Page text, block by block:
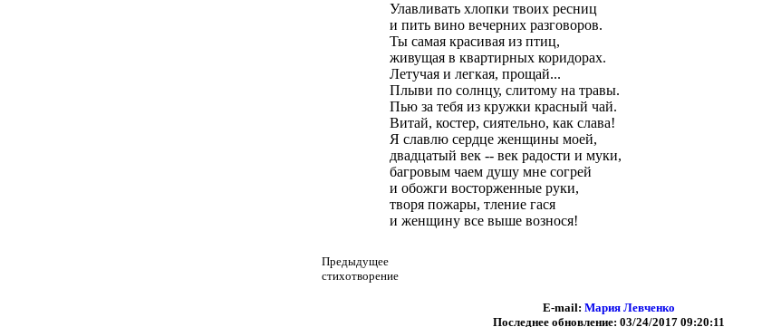
Улавливать хлопки твоих ресниц
и пить вино вечерних разговоров.
Ты самая красивая из птиц,
живущая в квартирных коридорах.
Летучая и легкая, прощай...
Плыви по солнцу, слитому на травы.
Пью за тебя из кружки красный чай.
Витай, костер, сиятельно, как слава!
Я славлю сердце женщины моей,
двадцатый век -- век радости и муки,
багровым чаем душу мне согрей
и обожги восторженные руки,
творя пожары, тление гася
и женщину все выше вознося!
Предыдущее
стихотворение
E-mail: Мария Левченко
Последнее обновление: 03/24/2017 09:20:11